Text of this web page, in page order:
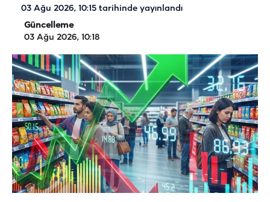
03 Ağu 2026, 10:15 tarihinde yayınlandı
Güncelleme
03 Ağu 2026, 10:18